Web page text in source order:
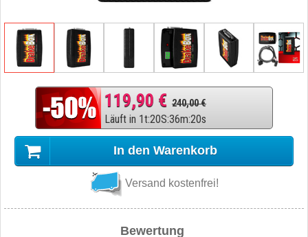
119,90 € 240,00 €
Läuft in 1t:20S:36m:19s
In den Warenkorb
Versand kostenfrei!
Bewertung